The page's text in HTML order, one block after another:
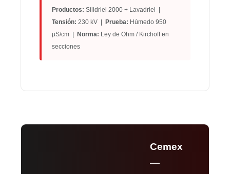
Productos: Silidriel 2000 + Lavadriel |
Tensión: 230 kV | Prueba: Húmedo 950
µS/cm | Norma: Ley de Ohm / Kirchoff en
secciones
Cemex
—